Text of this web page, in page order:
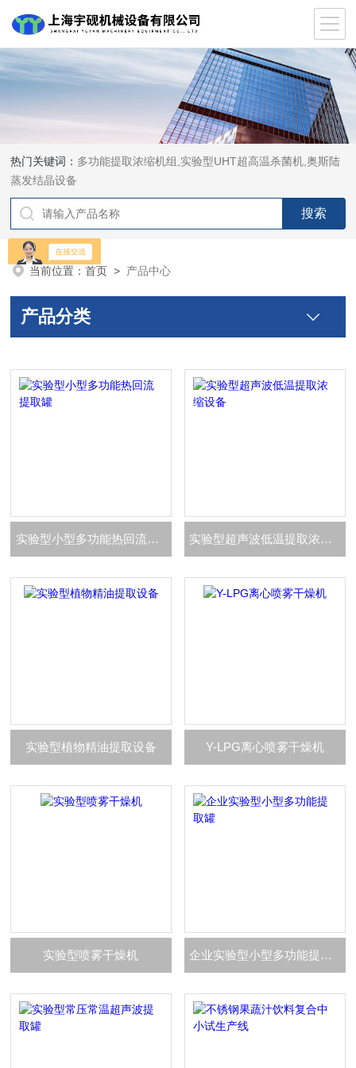
热门关键词： 多功能提取浓缩机组,实验型UHT超高温杀菌机,奥斯陆
蒸发结晶设备
当前位置：首页 > 产品中心
产品分类
实验型小型多功能热回流提取罐 实验型超声波低温提取浓缩设备
实验型植物精油提取设备 Y-LPG离心喷雾干燥机
实验型喷雾干燥机 企业实验型小型多功能提取罐